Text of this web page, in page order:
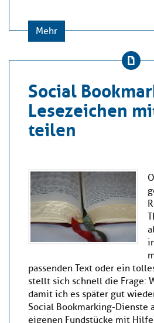
Mehr
Social
Lesezeichen
teilen
passenden Text oder ein
stellt sich schnell die Frage:
damit ich es später gut
Social Bookmarking-Dienste
eigenen Fundstücke mit